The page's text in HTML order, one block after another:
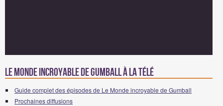
Le Monde incroyable de Gumball à la télé
Guide complet des épisodes de Le Monde incroyable de Gumball
Prochaines diffusions